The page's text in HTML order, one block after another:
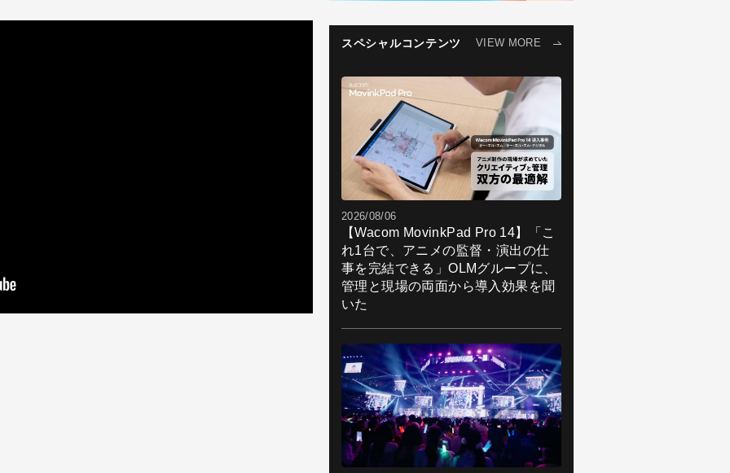
スペシャルコンテンツ VIEW MORE
2026/08/06
【Wacom MovinkPad Pro 14】「こ
れ1台で、アニメの監督・演出の仕
事を完結できる」OLMグループに、
管理と現場の両面から導入効果を聞
いた